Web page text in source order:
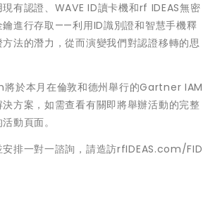
有認證、WAVE ID讀卡機和rf IDEAS無密
鑰進行存取——利用ID識別證和智慧手機釋
法的潛力，從而演變我們對認證移轉的思
於本月在倫敦和德州舉行的Gartner IAM
方案，如需查看有關即將舉辦活動的完整
動頁面。
安排一對一諮詢，請造訪rfIDEAS.com/FID